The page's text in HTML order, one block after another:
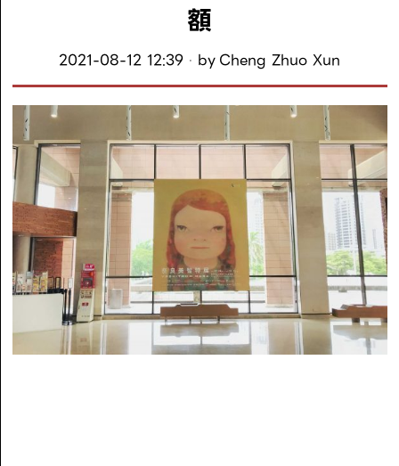
額
2021-08-12 12:39 by Cheng Zhuo Xun